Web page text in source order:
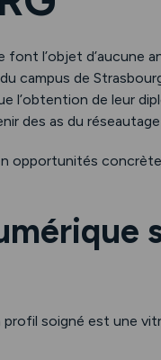
l’objet d’aucune
campus de
de leur
des as du réseautage
opportunités
soigné est une